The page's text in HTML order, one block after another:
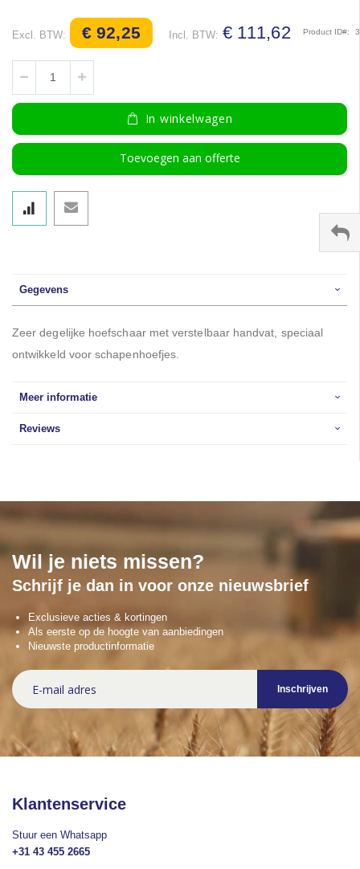
€ 92,25 € 111,62 Product ID
In winkelwagen
Toevoegen aan offerte
Gegevens
Zeer degelijke hoefschaar met verstelbaar handvat, speciaal
ontwikkeld voor schapenhoefjes.
Meer informatie
Reviews
Wil je niets missen?
Schrijf je dan in voor onze nieuwsbrief
Exclusieve acties & kortingen
Als eerste op de hoogte van aanbiedingen
Nieuwste productinformatie
Abonneer
u
op
Inschrijven
Klantenservice
Stuur een Whatsapp
+31 43 455 2665